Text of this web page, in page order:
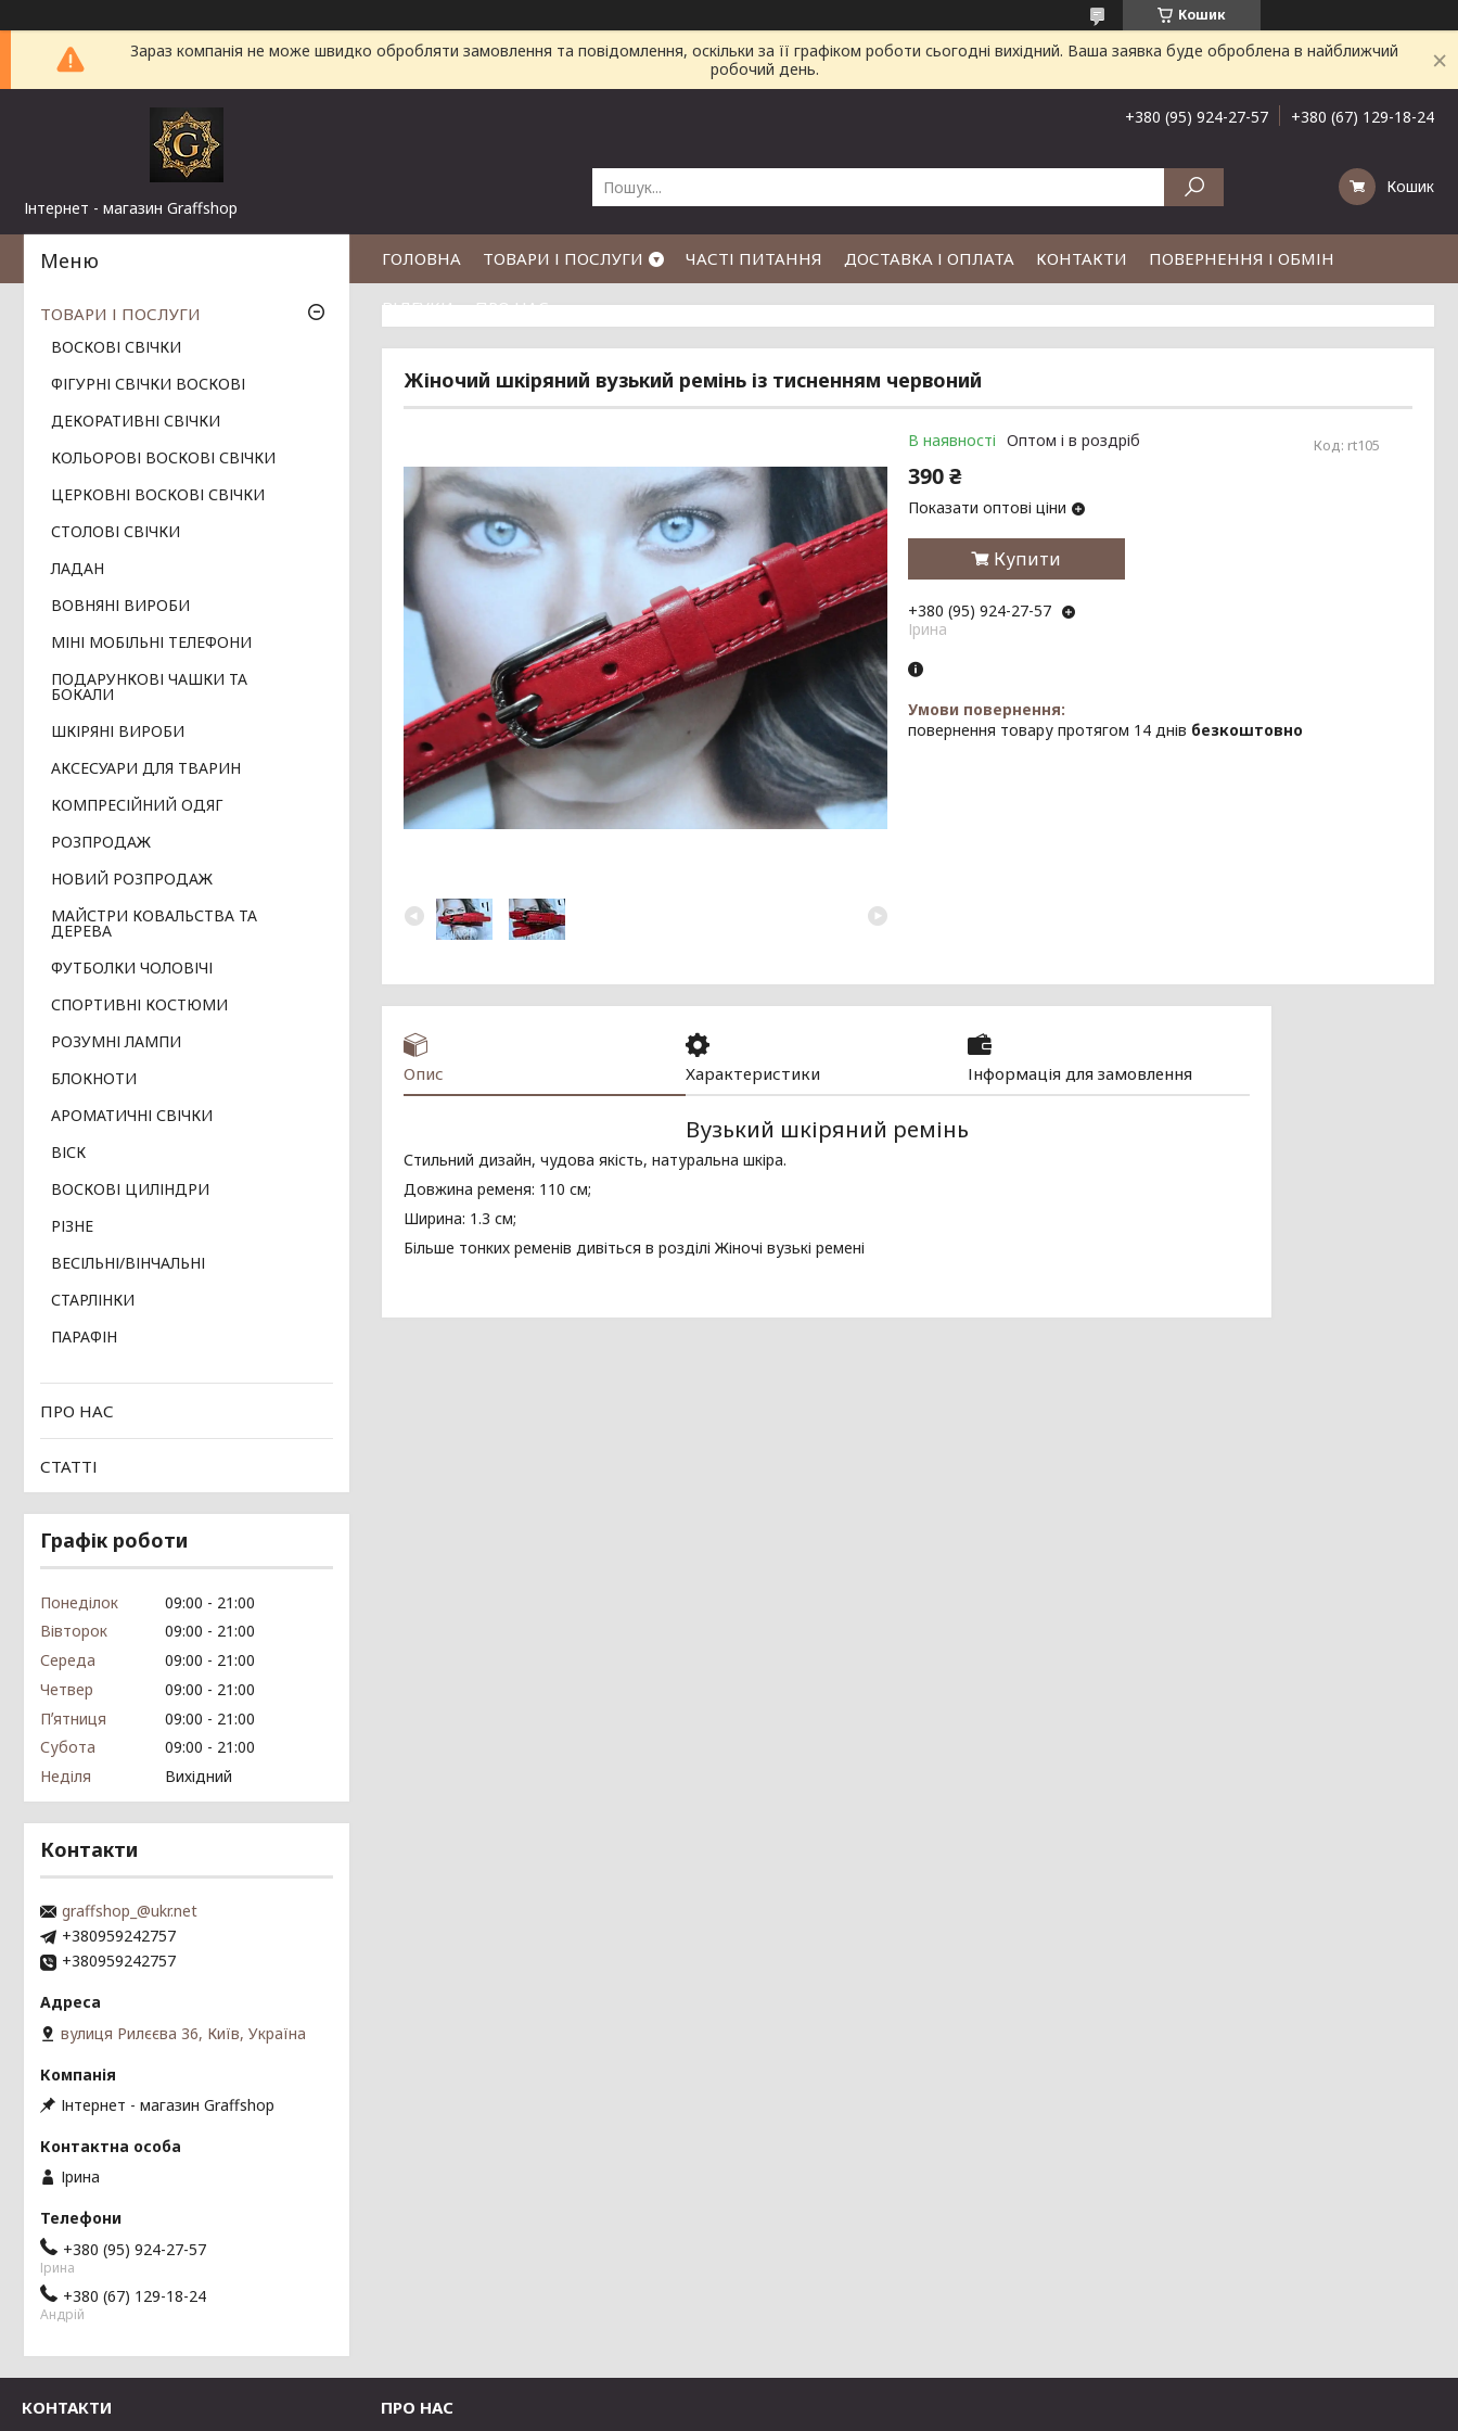
Кошик
Зараз компанія не може швидко обробляти замовлення та повідомлення, оскільки за її графіком роботи сьогодні вихідний. Ваша заявка буде оброблена в найближчий
робочий день.
Інтернет - магазин Graffshop
+380 (95) 924-27-57 +380 (67) 129-18-24
Кошик
ГОЛОВНА ТОВАРИ І ПОСЛУГИ ЧАСТІ ПИТАННЯ ДОСТАВКА І ОПЛАТА КОНТАКТИ ПОВЕРНЕННЯ І ОБМІН
ВІДГУКИ ПРО НАС
Жіночий шкіряний вузький ремінь із тисненням червоний
В наявності Оптом і в роздріб Код: rt105
390 ₴
Показати оптові ціни
Купити
+380 (95) 924-27-57
Ірина
повернення товару протягом 14 днів безкоштовно
Опис Характеристики Інформація для замовлення
Вузький шкіряний ремінь
Стильний дизайн, чудова якість, натуральна шкіра.
Довжина ременя: 110 см;
Ширина: 1.3 см;
Більше тонких ременів дивіться в розділі Жіночі вузькі ремені
ТОВАРИ І ПОСЛУГИ
ВОСКОВІ СВІЧКИ
ФІГУРНІ СВІЧКИ ВОСКОВІ
ДЕКОРАТИВНІ СВІЧКИ
КОЛЬОРОВІ ВОСКОВІ СВІЧКИ
ЦЕРКОВНІ ВОСКОВІ СВІЧКИ
СТОЛОВІ СВІЧКИ
ЛАДАН
ВОВНЯНІ ВИРОБИ
МІНІ МОБІЛЬНІ ТЕЛЕФОНИ
ПОДАРУНКОВІ ЧАШКИ ТА
БОКАЛИ
ШКІРЯНІ ВИРОБИ
АКСЕСУАРИ ДЛЯ ТВАРИН
КОМПРЕСІЙНИЙ ОДЯГ
РОЗПРОДАЖ
НОВИЙ РОЗПРОДАЖ
МАЙСТРИ КОВАЛЬСТВА ТА
ДЕРЕВА
ФУТБОЛКИ ЧОЛОВІЧІ
СПОРТИВНІ КОСТЮМИ
РОЗУМНІ ЛАМПИ
БЛОКНОТИ
АРОМАТИЧНІ СВІЧКИ
ВІСК
ВОСКОВІ ЦИЛІНДРИ
РІЗНЕ
ВЕСІЛЬНІ/ВІНЧАЛЬНІ
СТАРЛІНКИ
ПАРАФІН
ПРО НАС
СТАТТІ
Графік роботи
Понеділок 09:00
21:00
Вівторок
09:00
21:00
Середа
09:00
21:00
Четвер
09:00
21:00
Пʼятниця
09:00
21:00
Субота
09:00
21:00
Неділя
Вихідний
Контакти
graffshop_@ukr.net
+380959242757
+380959242757
вулиця Рилєєва 36, Київ, Україна
Інтернет - магазин Graffshop
Ірина
+380 (95) 924-27-57
Ірина
+380 (67) 129-18-24
Андрій
КОНТАКТИ ПРО НАС